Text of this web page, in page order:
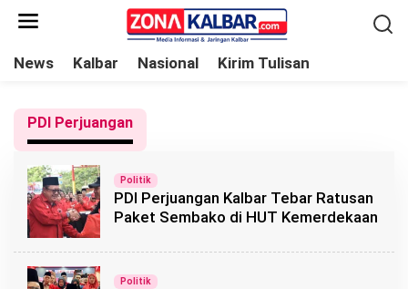
News Kalbar Nasional Kirim Tulisan
PDI Perjuangan
Politik
PDI Perjuangan Kalbar Tebar Ratusan
Paket Sembako di HUT Kemerdekaan
Politik